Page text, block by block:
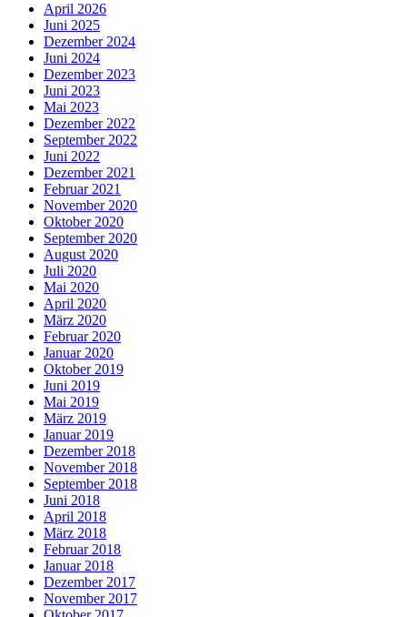
April 2026
Juni 2025
Dezember 2024
Juni 2024
Dezember 2023
Juni 2023
Mai 2023
Dezember 2022
September 2022
Juni 2022
Dezember 2021
Februar 2021
November 2020
Oktober 2020
September 2020
August 2020
Juli 2020
Mai 2020
April 2020
März 2020
Februar 2020
Januar 2020
Oktober 2019
Juni 2019
Mai 2019
März 2019
Januar 2019
Dezember 2018
November 2018
September 2018
Juni 2018
April 2018
März 2018
Februar 2018
Januar 2018
Dezember 2017
November 2017